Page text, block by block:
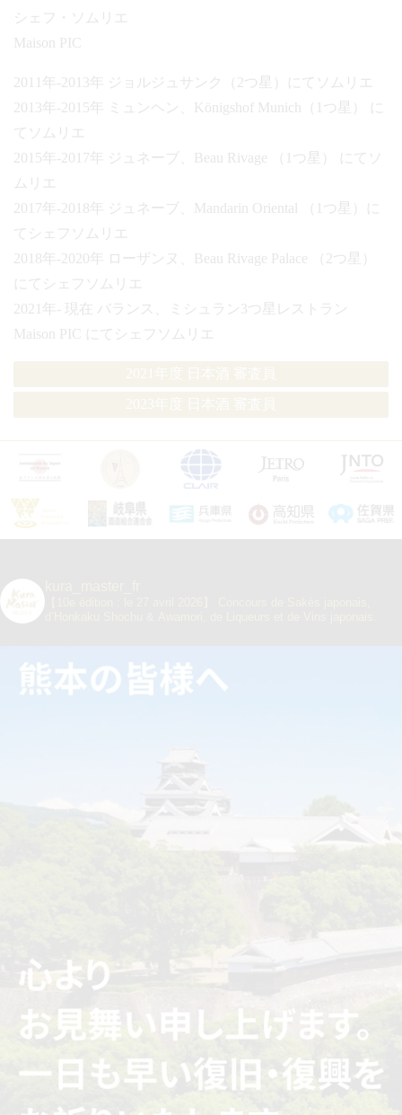
シェフ・ソムリエ
Maison PIC
2011年-2013年 ジョルジュサンク（2つ星）にてソムリエ
2013年-2015年 ミュンヘン、Königshof Munich（1つ星） に
てソムリエ
2015年-2017年 ジュネーブ、Beau Rivage （1つ星） にてソ
ムリエ
2017年-2018年 ジュネーブ、Mandarin Oriental （1つ星）に
てシェフソムリエ
2018年-2020年 ローザンヌ、Beau Rivage Palace （2つ星）
にてシェフソムリエ
2021年- 現在 バランス、ミシュラン3つ星レストラン
Maison PIC にてシェフソムリエ